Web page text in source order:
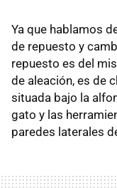
Ya que hablamos
de repuesto y
repuesto es del
de aleación, es de
situada bajo la
gato y las
paredes laterales